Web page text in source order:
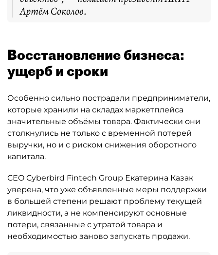
Артём Соколов.
Восстановление бизнеса:
ущерб и сроки
Особенно сильно пострадали предприниматели,
которые хранили на складах маркетплейса
значительные объёмы товара. Фактически они
столкнулись не только с временной потерей
выручки, но и с риском снижения оборотного
капитала.
CEO Cyberbird Fintech Group Екатерина Казак
уверена, что уже объявленные меры поддержки
в большей степени решают проблему текущей
ликвидности, а не компенсируют основные
потери, связанные с утратой товара и
необходимостью заново запускать продажи.